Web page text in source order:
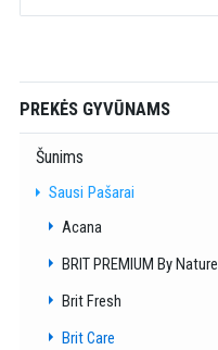
PREKĖS GYVŪNAMS
Šunims
Sausi Pašarai
Acana
BRIT PREMIUM By Nature
Brit Fresh
Brit Care